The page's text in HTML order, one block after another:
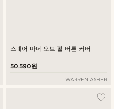
스퀘어 마더 오브 펄 버튼 커버
50,590원
WARREN ASHER